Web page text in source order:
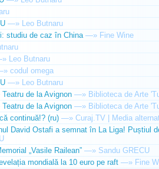
—» Leo Butnaru
studiu de caz în China —» Fine Wine
Leo Butnaru
codul omega
—» Leo Butnaru
de la Avignon —» Biblioteca de Arte
de la Avignon —» Biblioteca de Arte
continuă!? (ru) —» Curaj.TV | Media
David Ostafi a semnat în La Liga! Puștiul
„Vasile Railean” —» Sandu GRECU
mondială la 10 euro pe raft —» Fine